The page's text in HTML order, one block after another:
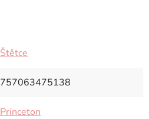
Štětce
757063475138
Princeton